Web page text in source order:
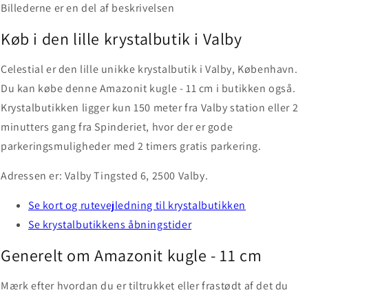
Billederne er en del af beskrivelsen
Køb i den lille krystalbutik i Valby
Celestial er den lille unikke krystalbutik i Valby, København.
Du kan købe denne Amazonit kugle - 11 cm i butikken også.
Krystalbutikken ligger kun 150 meter fra Valby station eller 2
minutters gang fra Spinderiet, hvor der er gode
parkeringsmuligheder med 2 timers gratis parkering.
Adressen er: Valby Tingsted 6, 2500 Valby.
Se kort og rutevejledning til krystalbutikken
Se krystalbutikkens åbningstider
Generelt om Amazonit kugle - 11 cm
Mærk efter hvordan du er tiltrukket eller frastødt af det du